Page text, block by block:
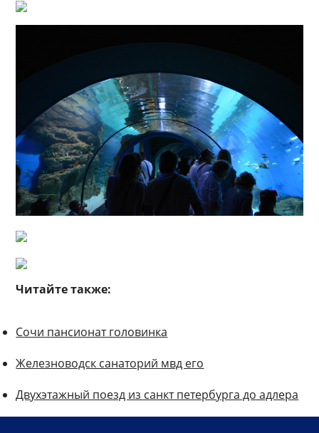
Читайте также:
Сочи пансионат головинка
Железноводск санаторий мвд его
Двухэтажный поезд из санкт петербурга до адлера